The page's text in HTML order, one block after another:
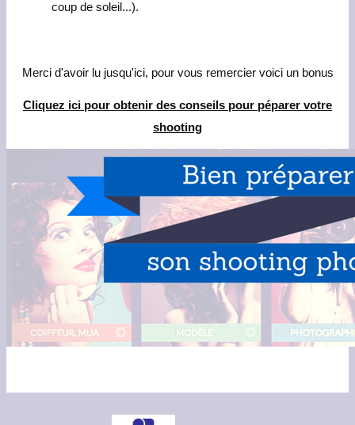
coup de soleil...).
Merci d'avoir lu jusqu'ici, pour vous remercier voici un bonus
Cliquez ici pour obtenir des conseils pour péparer votre
shooting